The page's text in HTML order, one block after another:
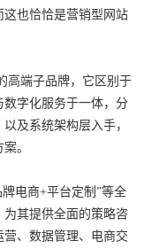
也恰恰是营销型网站
高端子品牌，它区别于
字化服务于一体，分
及系统架构层入手，
。
电商+平台定制”等全
其提供全面的策略咨
、数据管理、电商交